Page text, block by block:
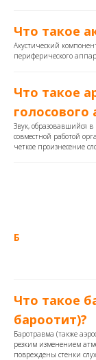
Что такое
Акустический
периферического
Что такое
голосового
Звук, образовавшийся в
совместной работой
четкое произнесение
Б
Что такое
бароотит)?
Баротравма (также
резким изменением
повреждены стенки